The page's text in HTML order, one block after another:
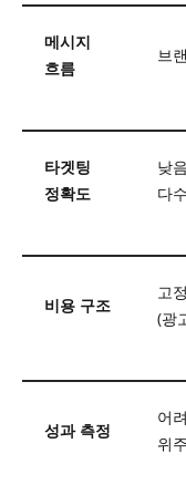
메시지
흐름
브
타겟팅
정확도
낮
다
비용 구조
고
(광
성과 측정
어
위